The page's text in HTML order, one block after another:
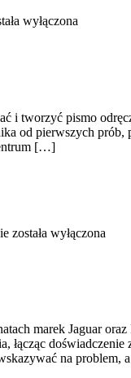
wyłączona
tworzyć pismo
od pierwszych
[…]
została wyłączona
marek Jaguar
łącząc
na problem,